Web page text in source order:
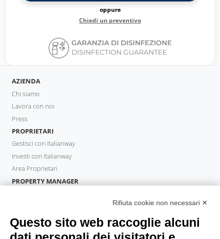
oppure
Chiedi un preventivo
AZIENDA
Chi siamo
Lavora con noi
Press
PROPRIETARI
Gestisci con Italianway
Investi con Italianway
Area Proprietari
PROPERTY MANAGER
OSPITI
Prenota un soggiorno
Rifiuta cookie non necessari ✕
Questo sito web raccoglie alcuni